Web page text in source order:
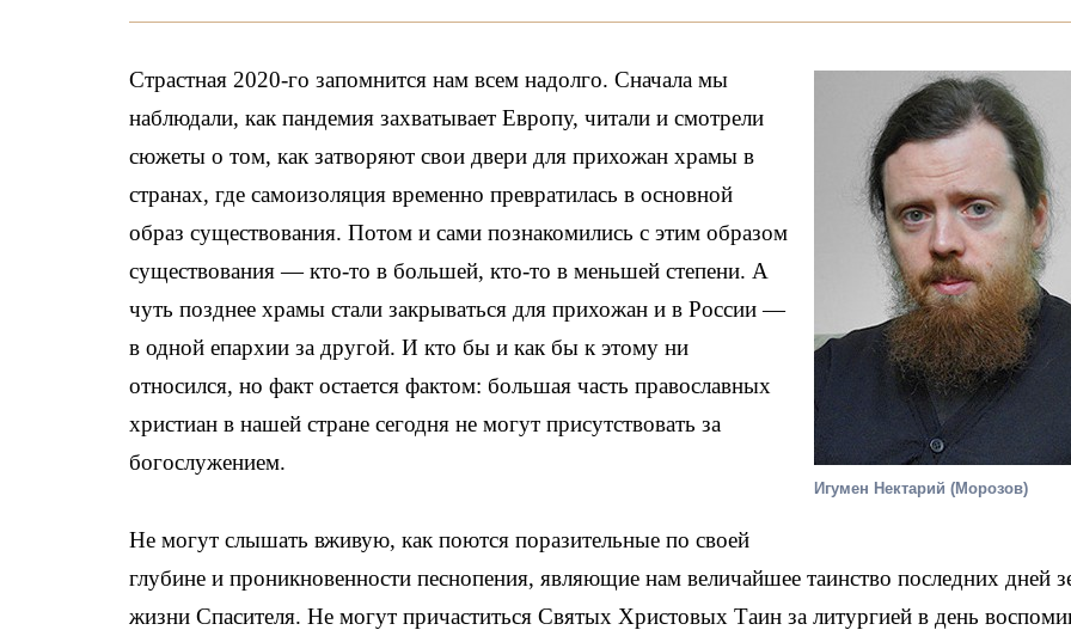
Игумен Нектарий (Морозов)
Страстная 2020-го запомнится нам всем надолго. Сначала мы
наблюдали, как пандемия захватывает Европу, читали и смотрели
сюжеты о том, как затворяют свои двери для прихожан храмы в
странах, где самоизоляция временно превратилась в основной
образ существования. Потом и сами познакомились с этим образом
существования — кто-то в большей, кто-то в меньшей степени. А
чуть позднее храмы стали закрываться для прихожан и в России —
в одной епархии за другой. И кто бы и как бы к этому ни
относился, но факт остается фактом: большая часть православных
христиан в нашей стране сегодня не могут присутствовать за
богослужением.
Не могут слышать вживую, как поются поразительные по своей
глубине и проникновенности песнопения, являющие нам величайшее таинство последних дней
жизни Спасителя. Не могут причаститься Святых Христовых Таин за литургией в день